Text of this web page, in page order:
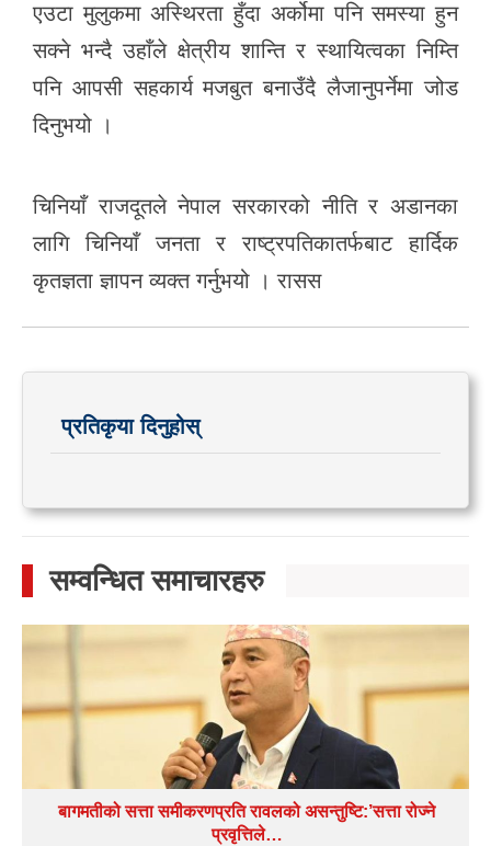
एउटा मुलुकमा अस्थिरता हुँदा अर्कोमा पनि समस्या हुन
सक्ने भन्दै उहाँले क्षेत्रीय शान्ति र स्थायित्वका निम्ति
पनि आपसी सहकार्य मजबुत बनाउँदै लैजानुपर्नेमा जोड
दिनुभयो ।
चिनियाँ राजदूतले नेपाल सरकारको नीति र अडानका
लागि चिनियाँ जनता र राष्ट्रपतिकातर्फबाट हार्दिक
कृतज्ञता ज्ञापन व्यक्त गर्नुभयो । रासस
प्रतिकृया दिनुहोस्
सम्वन्धित समाचारहरु
बागमतीको सत्ता समीकरणप्रति रावलको असन्तुष्टि:’सत्ता रोज्ने
प्रवृत्तिले…